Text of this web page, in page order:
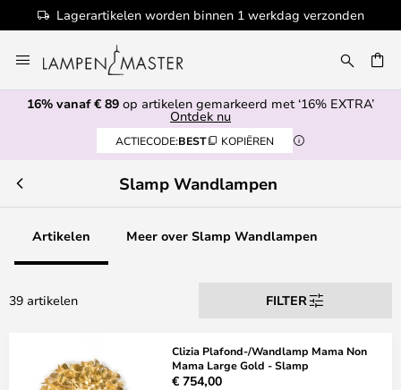
Lagerartikelen worden binnen 1 werkdag verzonden
naar
de
inhoud
16% vanaf € 89 op artikelen gemarkeerd met ‘16% EXTRA’
Ontdek nu
ACTIECODE:BEST KOPIËREN
Slamp Wandlampen
Artikelen Meer over Slamp Wandlampen
39 artikelen FILTER
Clizia Plafond-/Wandlamp Mama Non
Mama Large Gold - Slamp
€ 754,00